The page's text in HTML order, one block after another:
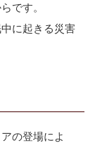
です。
に起きる災害
の登場によ